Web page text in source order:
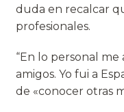
duda en recalcar
profesionales.
“En lo personal
amigos. Yo fui a
de «conocer otras